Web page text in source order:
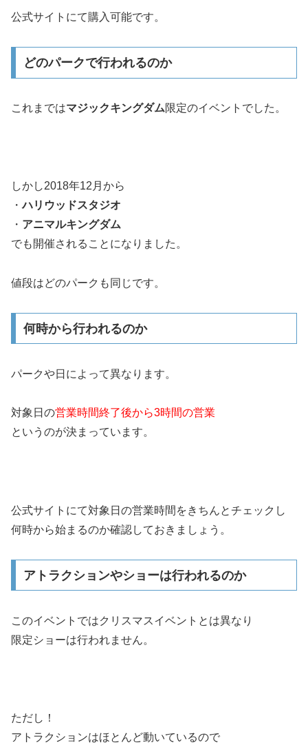
公式サイトにて購入可能です。
どのパークで行われるのか
これまではマジックキングダム限定のイベントでした。
しかし2018年12月から
・ハリウッドスタジオ
・ アニマルキングダム
でも開催されることになりました。
値段はどのパークも同じです。
何時から行われるのか
パークや日によって異なります。
対象日の営業時間終了後から3時間の営業
というのが決まっています。
公式サイトにて対象日の営業時間をきちんとチェックし
何時から始まるのか確認しておきましょう。
アトラクションやショーは行われるのか
このイベントではクリスマスイベントとは異なり
限定ショーは行われません。
ただし！
アトラクションはほとんど動いているので